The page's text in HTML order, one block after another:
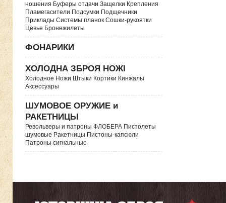
ношения Буферы отдачи Защелки Крепления
Пламегасители Подсумки Подщечники
Приклады Системы планок Сошки-рукоятки
Цевье Бронежилеты
ФОНАРИКИ
ХОЛОДНА ЗБРОЯ НОЖІ
Холодное Ножи Штыки Кортики Кинжалы
Аксессуары
ШУМОВОЕ ОРУЖИЕ и
РАКЕТНИЦЫ
Револьверы и патроны ФЛОБЕРА Пистолеты
шумовые Ракетницы Пистоны-капсюли
Патроны сигнальные